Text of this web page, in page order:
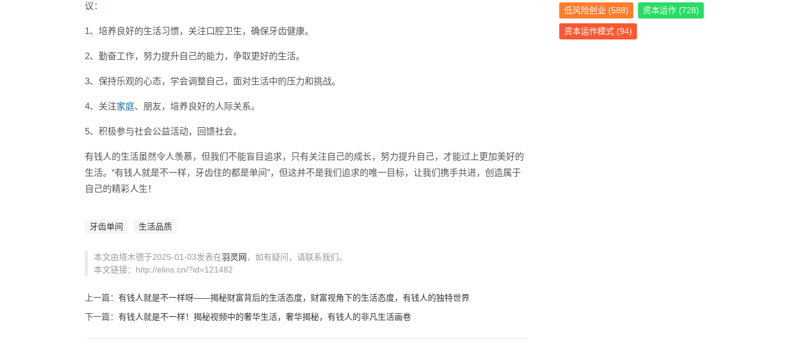
议：
1、培养良好的生活习惯，关注口腔卫生，确保牙齿健康。
2、勤奋工作，努力提升自己的能力，争取更好的生活。
3、保持乐观的心态，学会调整自己，面对生活中的压力和挑战。
4、关注家庭、朋友，培养良好的人际关系。
5、积极参与社会公益活动，回馈社会。
有钱人的生活虽然令人羡慕，但我们不能盲目追求，只有关注自己的成长，努力提升自己，才能过上更加美好的
生活。“有钱人就是不一样，牙齿住的都是单间”，但这并不是我们追求的唯一目标，让我们携手共进，创造属于
自己的精彩人生！
牙齿单间 生活品质
本文由塔木德于2025-01-03发表在羽灵网 ，如有疑问，请联系我们。
本文链接：http://elins.cn/?id=121482
上一篇： 有钱人就是不一样呀——揭秘财富背后的生活态度，财富视角下的生活态度，有钱人的独特世界
下一篇： 有钱人就是不一样！揭秘视频中的奢华生活，奢华揭秘，有钱人的非凡生活画卷
低风险创业 (588) 资本运作 (728)
资本运作模式 (94)